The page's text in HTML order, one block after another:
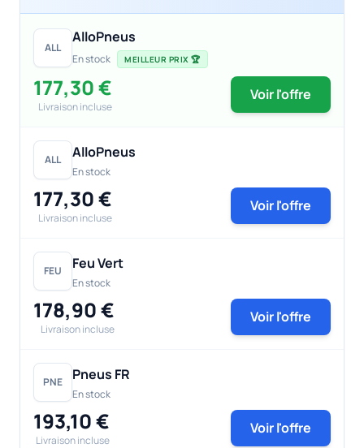
ALL
AlloPneus
En stock MEILLEUR PRIX 🏆
177,30 €
Livraison incluse
Voir l'offre
ALL AlloPneus
En stock
177,30 €
Livraison incluse
Voir l'offre
FEU Feu Vert
En stock
178,90 €
Livraison incluse
Voir l'offre
PNE Pneus FR
En stock
193,10 €
Livraison incluse
Voir l'offre